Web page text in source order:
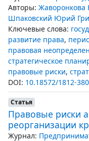
Авторы: Жаворонкова
Шпаковский Юрий
Ключевые слова:
развитие права,
правовая
стратегическое
правовые риски,
DOI: 10.18572/1812-
Статья
Правовые риски
реорганизации
Журнал: